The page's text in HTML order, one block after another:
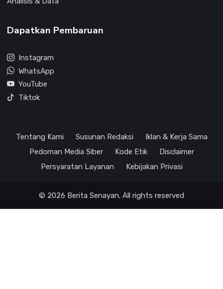
Dapatkan Pembaruan
Instagram
WhatsApp
YouTube
Tiktok
Tentang Kami Susunan Redaksi
Iklan & Kerja Sama
Pedoman Media Siber
Kode Etik
Disclaimer
Persyaratan Layanan
Kebijakan Privasi
© 2026 Berita Senayan. All rights reserved